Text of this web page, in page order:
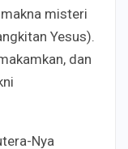
misteri
Yesus).
dan
Nya